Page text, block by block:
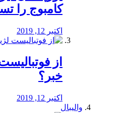
کامبوج را
اکتبر 12, 2019
از
خبر؟
اکتبر 12, 2019
والیبال